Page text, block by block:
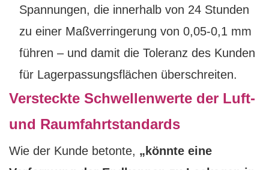
Spannungen, die innerhalb von 24 Stunden
zu einer Maßverringerung von 0,05-0,1 mm
führen – und damit die Toleranz des Kunden
für Lagerpassungsflächen überschreiten.
Versteckte Schwellenwerte der Luft-
und Raumfahrtstandards
Wie der Kunde betonte, „könnte eine